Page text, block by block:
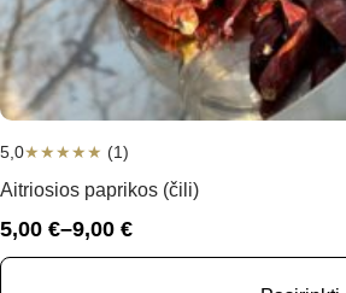
5,0★★★★★ (1)
Aitriosios paprikos (čili)
5,00 €–9,00 €
Price
range: